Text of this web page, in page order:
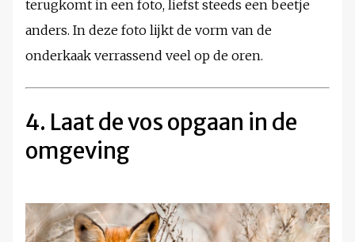
terugkomt in een foto, liefst steeds een beetje
anders. In deze foto lijkt de vorm van de
onderkaak verrassend veel op de oren.
4. Laat de vos opgaan in de
omgeving